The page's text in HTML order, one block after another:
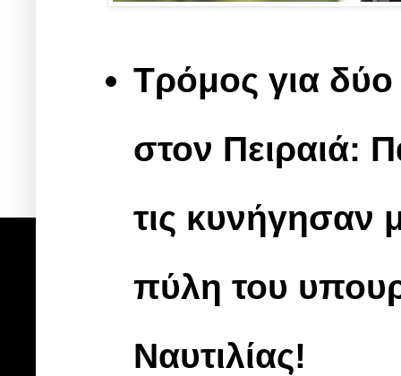
Τρόμος για δύο
στον Πειραιά:
τις κυνήγησαν
πύλη του
Ναυτιλίας!